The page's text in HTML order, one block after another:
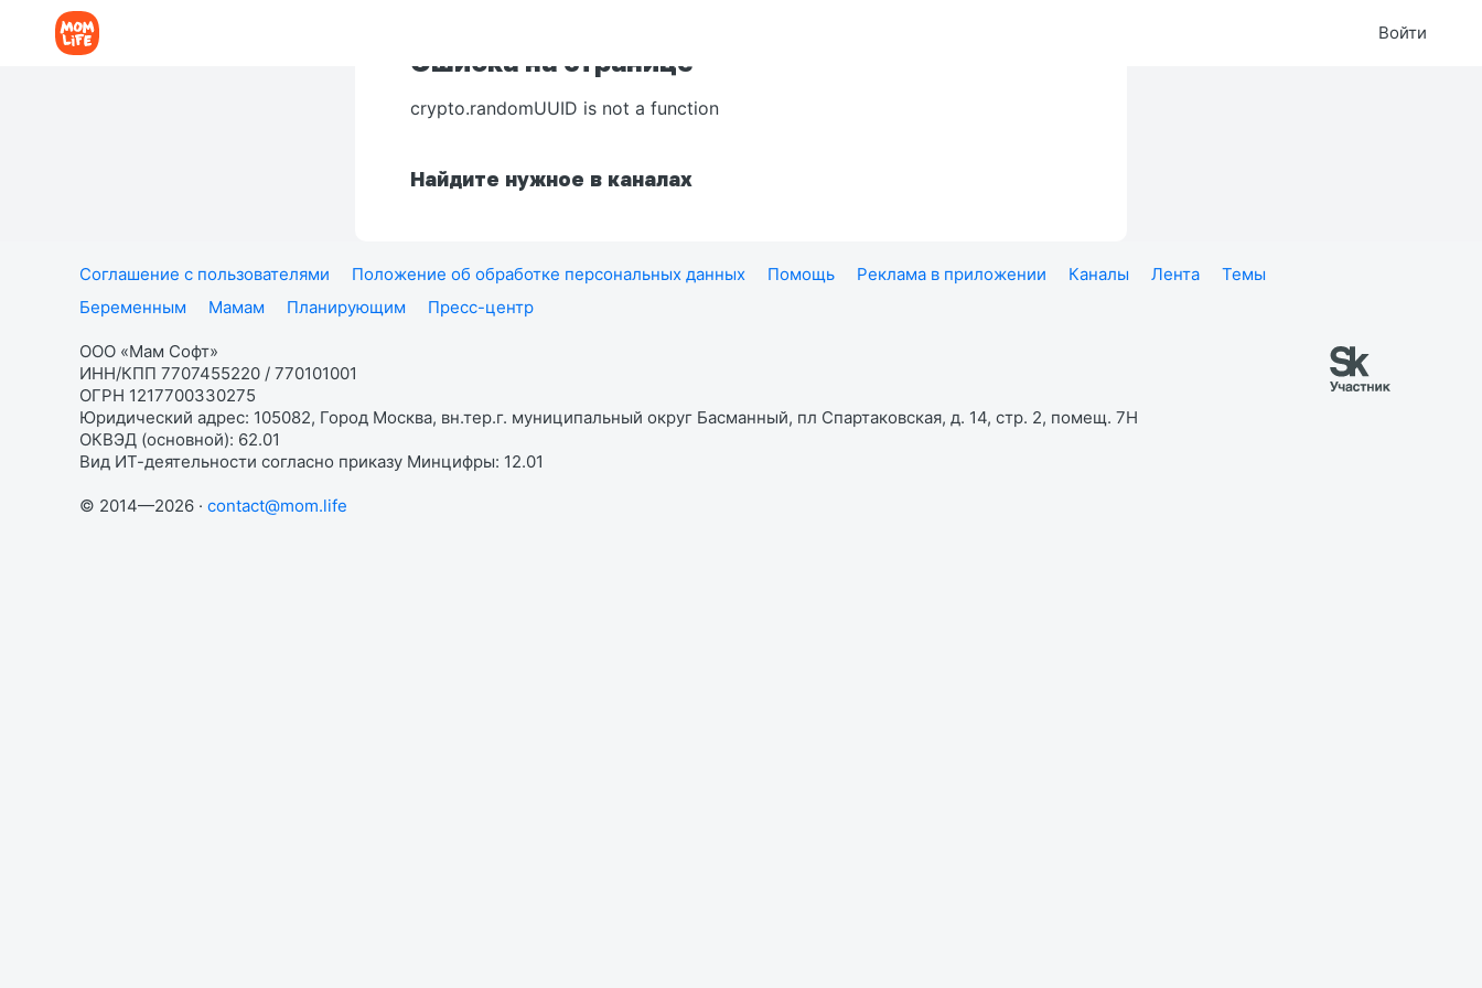
Войти
Ошибка на странице
crypto.randomUUID is not a function
Найдите нужное в каналах
Соглашение с пользователями Положение об обработке персональных данных Помощь Реклама в приложении Каналы Лента
Темы
Беременным
Мамам Планирующим Пресс-центр
ООО «Мам Софт»
ИНН/КПП 7707455220 / 770101001
ОГРН 1217700330275
Юридический адрес: 105082, Город Москва, вн.тер.г. муниципальный округ Басманный, пл Спартаковская, д. 14, стр. 2, помещ. 7Н
ОКВЭД (основной): 62.01
Вид ИТ-деятельности согласно приказу Минцифры: 12.01
© 2014—2026 · contact@mom.life